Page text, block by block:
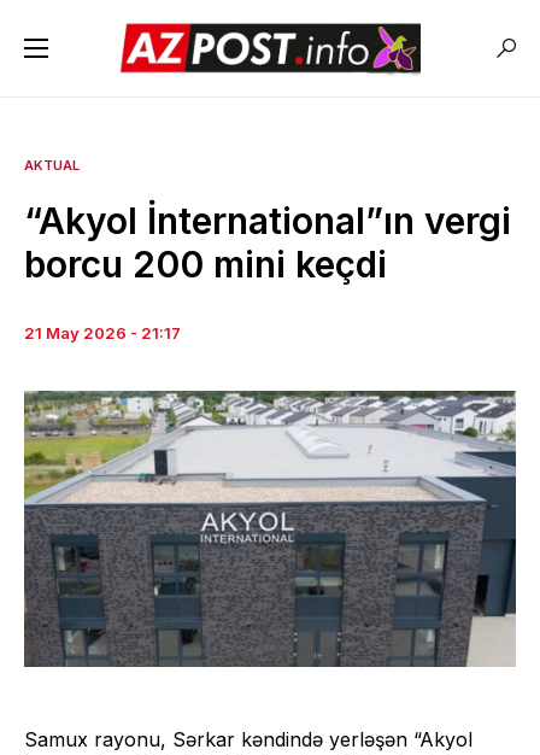
AKTUAL
“Akyol İnternational”ın vergi
borcu 200 mini keçdi
21 May 2026 - 21:17
Samux rayonu, Sərkar kəndində yerləşən “Akyol